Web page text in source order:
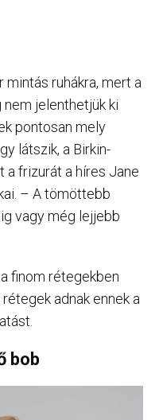
ruhákra, mert a
nem jelenthetjük ki
pontosan mely
látszik, a Birkin-
a frizurát a híres Jane
– A tömöttebb
vagy még lejjebb
finom rétegekben
adnak ennek a
bob